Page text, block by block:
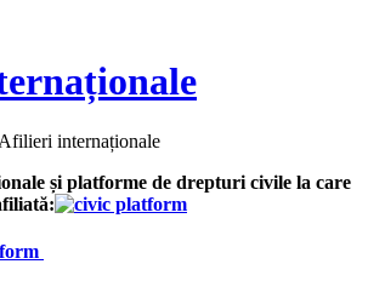
Afilieri internaționale
și platforme de drepturi civile la care